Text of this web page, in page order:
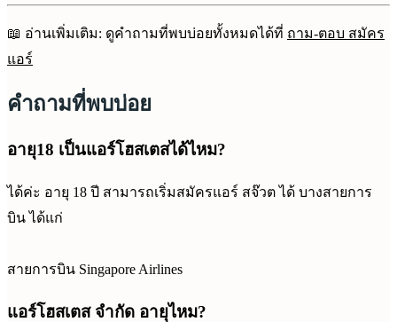
📖 อ่านเพิ่มเติม: ดูคำถามที่พบบ่อยทั้งหมดได้ที่ ถาม-ตอบ สมัคร
แอร์
คำถามที่พบบ่อย
อายุ18 เป็นแอร์โฮสเตสได้ไหม?
ได้ค่ะ อายุ 18 ปี สามารถเริ่มสมัครแอร์ สจ๊วต ได้ บางสายการ
บิน ได้แก่
สายการบิน Singapore Airlines
แอร์โฮสเตส จำกัด อายุไหม?